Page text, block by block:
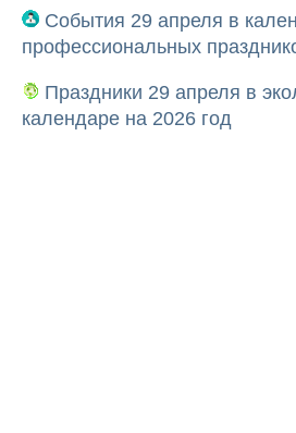
События 29 апреля в
профессиональных
Праздники 29 апреля в
календаре на 2026 год